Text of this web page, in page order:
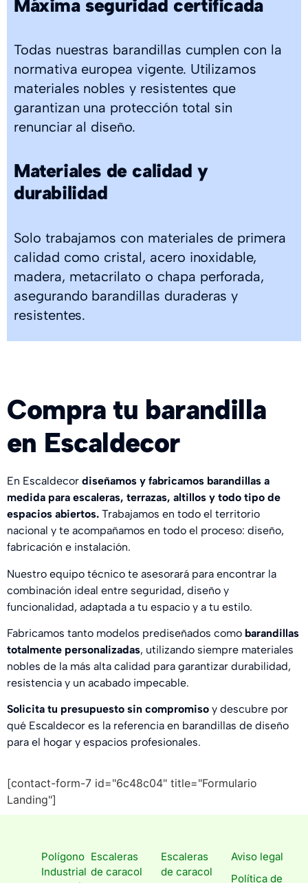
Máxima seguridad certificada
Todas nuestras barandillas cumplen con la
normativa europea vigente. Utilizamos
materiales nobles y resistentes que
garantizan una protección total sin
renunciar al diseño.
Materiales de calidad y
durabilidad
Solo trabajamos con materiales de primera
calidad como cristal, acero inoxidable,
madera, metacrilato o chapa perforada,
asegurando barandillas duraderas y
resistentes.
Compra tu barandilla
en Escaldecor
En Escaldecor diseñamos y fabricamos barandillas a
medida para escaleras, terrazas, altillos y todo tipo de
espacios abiertos. Trabajamos en todo el territorio
nacional y te acompañamos en todo el proceso: diseño,
fabricación e instalación.
Nuestro equipo técnico te asesorará para encontrar la
combinación ideal entre seguridad, diseño y
funcionalidad, adaptada a tu espacio y a tu estilo.
Fabricamos tanto modelos prediseñados como barandillas
totalmente personalizadas, utilizando siempre materiales
nobles de la más alta calidad para garantizar durabilidad,
resistencia y un acabado impecable.
Solicita tu presupuesto sin compromiso y descubre por
qué Escaldecor es la referencia en barandillas de diseño
para el hogar y espacios profesionales.
[contact-form-7 id="6c48c04" title="Formulario
Landing"]
Polígono
Industrial
Escaleras
de caracol
Escaleras
de caracol
Aviso legal
Política de